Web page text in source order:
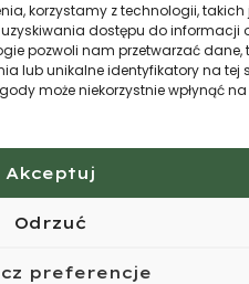
korzystamy z technologii, takich
dostępu do informacji
pozwoli nam przetwarzać dane,
lub unikalne identyfikatory na tej
może niekorzystnie wpłynąć na
Akceptuj
Odrzuć
preferencje
z rodziną
Ranczu
wyjątkowe doświadczenie,
wypoczynek, edukację i
propozycja dla osób, które